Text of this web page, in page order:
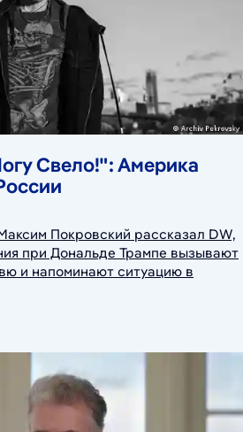
Свело!": Америка
Покровский рассказал DW,
при Дональде Трампе вызывают
и напоминают ситуацию в